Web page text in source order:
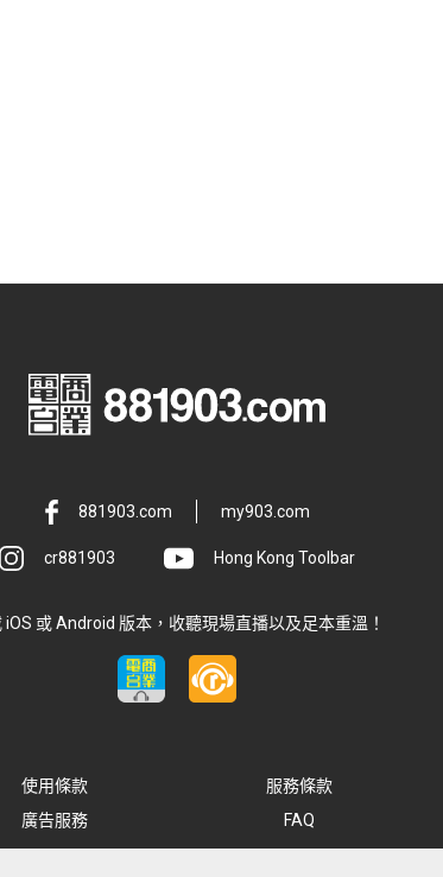
881903.com my903.com
cr881903 Hong Kong Toolbar
iOS 或 Android 版本，收聽現場直播以及足本重溫！
使用條款 服務條款
廣告服務 FAQ